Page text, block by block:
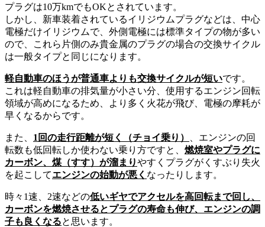
プラグは10万kmでもOKとされています。
しかし、新車装着されているイリジウムプラグなどは、中心
電極だけイリジウムで、外側電極には標準タイプの物が多い
ので、これら片側のみ貴金属のプラグの場合の交換サイクル
は一般タイプと同じになります。
軽自動車のほうが普通車よりも交換サイクルが短いです。
これは軽自動車の排気量が小さい分、使用するエンジン回転
領域が高めになるため、より多く火花が飛び、電極の摩耗が
早くなるからです。
また、 1回の走行距離が短く（チョイ乗り）
、エンジンの回
転数も低回転しか使わない乗り方ですと、 燃焼室やプラグに
カーボン、煤（すす）が溜まりやすくプラグがくすぶり失火
を起こしてエンジンの始動が悪く なったりします。
時々1速、2速などの低いギヤでアクセルを高回転まで回し、
カーボンを燃焼させるとプラグの寿命も伸び、エンジンの調
子も良くなると思います。